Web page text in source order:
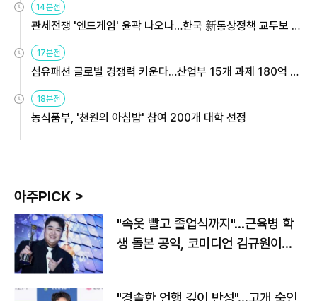
14분전
관세전쟁 '엔드게임' 윤곽 나오나…한국 新통상정책 교두보 활
용해야
17분전
섬유패션 글로벌 경쟁력 키운다…산업부 15개 과제 180억 지
원
18분전
농식품부, '천원의 아침밥' 참여 200개 대학 선정
아주PICK >
"속옷 빨고 졸업식까지"…근육병 학
생 돌본 공익, 코미디언 김규원이었